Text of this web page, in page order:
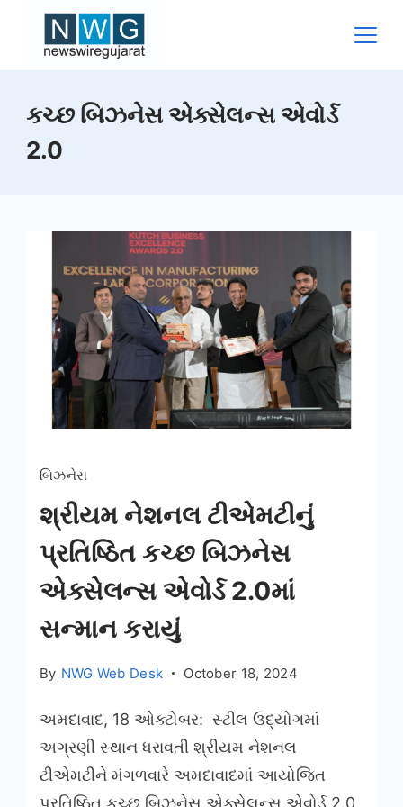
Wire
કચ્છ બિઝનેસ એક્સેલન્સ એવોર્ડ
2.0
બિઝનેસ
શ્રીયમ નેશનલ ટીએમટીનું
પ્રતિષ્ઠિત કચ્છ બિઝનેસ
એક્સેલન્સ એવોર્ડ 2.0માં
સન્માન કરાયું
By NWG Web Desk October 18, 2024
અમદાવાદ, 18 ઓક્ટોબર: સ્ટીલ ઉદ્યોગમાં
અગ્રણી સ્થાન ધરાવતી શ્રીયમ નેશનલ
ટીએમટીને મંગળવારે અમદાવાદમાં આયોજિત
પ્રતિષ્ઠિત કચ્છ બિઝનેસ એક્સેલન્સ એવોર્ડ 2.0